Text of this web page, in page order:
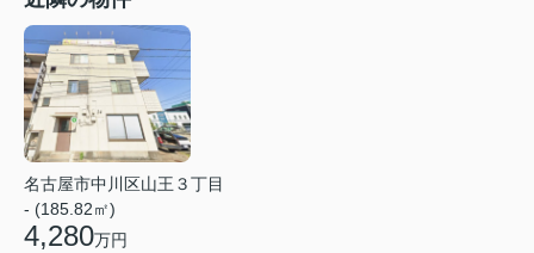
名古屋市中川区山王３丁目
- (185.82㎡)
4,280万円